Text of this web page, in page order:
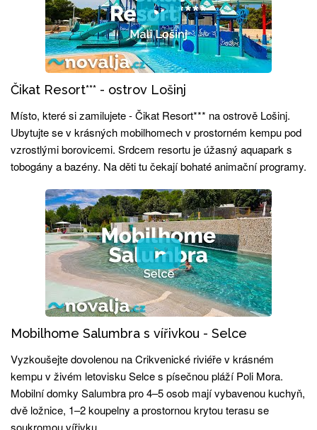
Čikat Resort*** - ostrov Lošinj
Místo, které si zamilujete - Čikat Resort*** na ostrově Lošinj.
Ubytujte se v krásných mobilhomech v prostorném kempu pod
vzrostlými borovicemi. Srdcem resortu je úžasný aquapark s
tobogány a bazény. Na děti tu čekají bohaté animační programy.
Mobilhome Salumbra s vířivkou - Selce
Vyzkoušejte dovolenou na Crikvenické riviéře v krásném
kempu v živém letovisku Selce s písečnou pláží Poli Mora.
Mobilní domky Salumbra pro 4–5 osob mají vybavenou kuchyň,
dvě ložnice, 1–2 koupelny a prostornou krytou terasu se
soukromou vířivku.